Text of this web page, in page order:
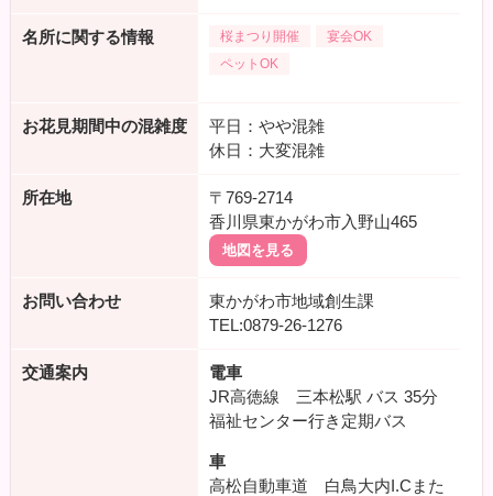
名所に関する情報 桜まつり開催
宴会OK
ペットOK
お花見期間中の混雑度
平日：やや混雑
休日：大変混雑
所在地
〒769-2714
香川県東かがわ市入野山465
地図を見る
お問い合わせ
東かがわ市地域創生課
TEL:0879-26-1276
交通案内
電車
JR高徳線 三本松駅 バス 35分
福祉センター行き定期バス
車
高松自動車道 白鳥大内I.Cまた